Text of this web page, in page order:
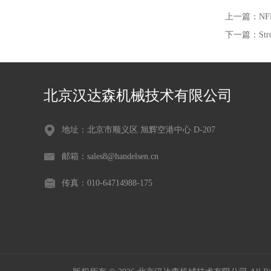
上一篇：
下一篇：
北京汉达森机械技术有限公司
地址：北京市顺义区 旭辉空港中心 D-207
邮箱：sales8@handelsen.cn
传真：010-64714988-175